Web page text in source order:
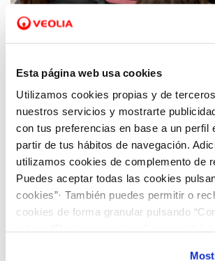
Esta página web usa cookies
Utilizamos cookies propias y de
nuestros servicios y mostrarte
con tus preferencias en base a un perfil
partir de tus hábitos de navegación.
utilizamos cookies de complemento de
Puedes aceptar todas las cookies
cookies”· También puedes permitir o
cookies de forma granular pulsando
08 ENE 2020
de la UA para ofrecer soluciones
innovadoras a los retos